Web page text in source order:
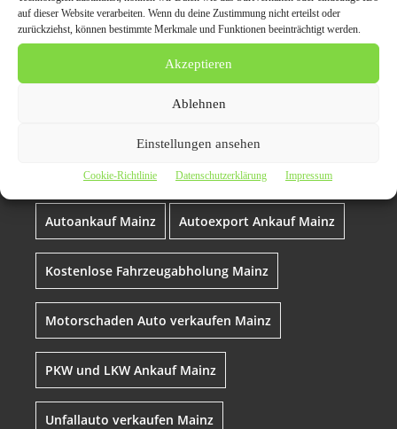
auf dieser Website verarbeiten. Wenn du deine Zustimmung nicht erteilst oder
zurückziehst, können bestimmte Merkmale und Funktionen beeinträchtigt werden.
Akzeptieren
Ablehnen
Einstellungen ansehen
Cookie-Richtlinie Datenschutzerklärung Impressum
Mainz oder Umgebung
verkaufen möchte, findet
bei Autoankauf Mainz den
perfekten
Ansprechpartner
Autoankauf Mainz Autoexport Ankauf Mainz
Kostenlose Fahrzeugabholung Mainz
Motorschaden Auto verkaufen Mainz
PKW und LKW Ankauf Mainz
Unfallauto verkaufen Mainz